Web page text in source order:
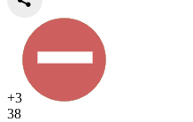
+3
38